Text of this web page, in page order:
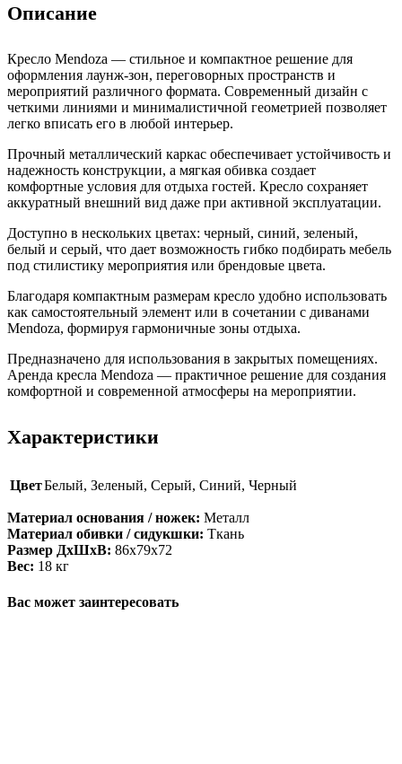
Описание
Кресло Mendoza — стильное и компактное решение для
оформления лаунж-зон, переговорных пространств и
мероприятий различного формата. Современный дизайн с
четкими линиями и минималистичной геометрией позволяет
легко вписать его в любой интерьер.
Прочный металлический каркас обеспечивает устойчивость и
надежность конструкции, а мягкая обивка создает
комфортные условия для отдыха гостей. Кресло сохраняет
аккуратный внешний вид даже при активной эксплуатации.
Доступно в нескольких цветах: черный, синий, зеленый,
белый и серый, что дает возможность гибко подбирать мебель
под стилистику мероприятия или брендовые цвета.
Благодаря компактным размерам кресло удобно использовать
как самостоятельный элемент или в сочетании с диванами
Mendoza, формируя гармоничные зоны отдыха.
Предназначено для использования в закрытых помещениях.
Аренда кресла Mendoza — практичное решение для создания
комфортной и современной атмосферы на мероприятии.
Характеристики
ЦветБелый, Зеленый, Серый, Синий, Черный
Материал основания / ножек: Металл
Материал обивки / сидукшки: Ткань
Размер ДxШxВ: 86х79х72
Вес: 18 кг
Вас может заинтересовать